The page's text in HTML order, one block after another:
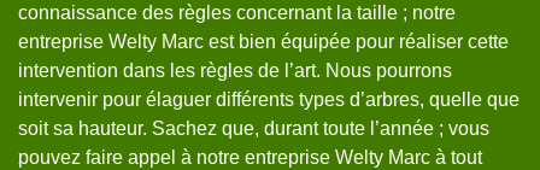
connaissance des règles concernant la taille ; notre
entreprise Welty Marc est bien équipée pour réaliser cette
intervention dans les règles de l’art. Nous pourrons
intervenir pour élaguer différents types d’arbres, quelle que
soit sa hauteur. Sachez que, durant toute l’année ; vous
pouvez faire appel à notre entreprise Welty Marc à tout